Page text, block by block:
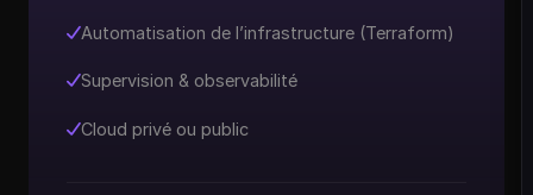
Automatisation de l’infrastructure (Terraform)
Supervision & observabilité
Cloud privé ou public